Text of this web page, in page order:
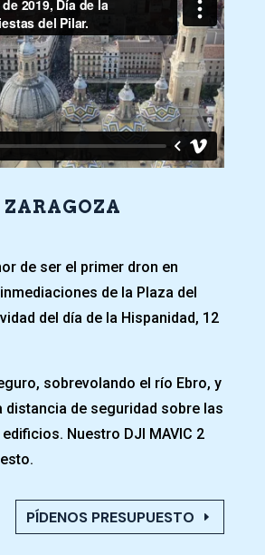
de ser el primer dron en
de la Plaza del
del día de la Hispanidad, 12
sobrevolando el río Ebro, y
distancia de seguridad sobre las
Nuestro DJI MAVIC 2
PÍDENOS PRESUPUESTO